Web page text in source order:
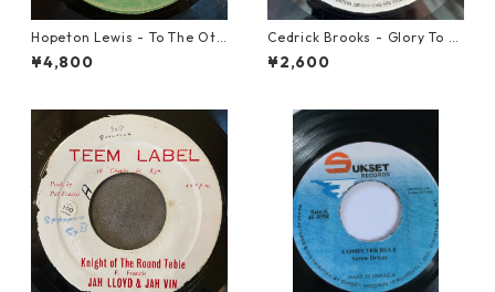
Hopeton Lewis - To The Oth
er Man【7-22023】
¥4,800
Cedrick Brooks - Glory To S
ounds【7-21786】
¥2,600